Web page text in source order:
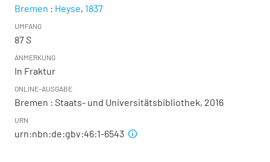
Bremen : Heyse, 1837
UMFANG
87 S
ANMERKUNG
In Fraktur
ONLINE-AUSGABE
Bremen : Staats- und Universitätsbibliothek, 2016
URN
urn:nbn:de:gbv:46:1-6543